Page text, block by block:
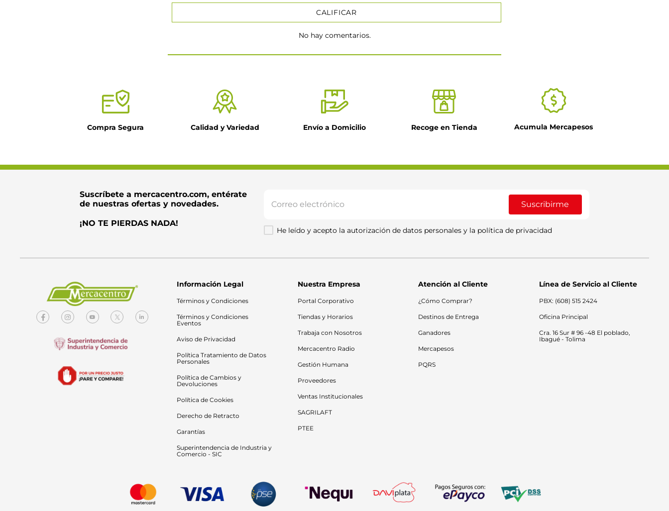
CALIFICAR
Dirección de email
Escribe un comentario
Enviar comentario
No hay comentarios.
Compra Segura Calidad y Variedad Envío a Domicilio Recoge en Tienda Acumula Mercapesos
Suscríbete a mercacentro.com, entérate
de nuestras ofertas y novedades.
¡NO TE PIERDAS NADA!
Suscribirme
He leído y acepto la autorización de datos personales y la política de privacidad
Información Legal
Términos y Condiciones
Términos y Condiciones
Eventos
Aviso de Privacidad
Política Tratamiento de Datos
Personales
Política de Cambios y
Devoluciones
Política de Cookies
Derecho de Retracto
Garantías
Superintendencia de Industria y
Comercio - SIC
Nuestra Empresa
Portal Corporativo
Tiendas y Horarios
Trabaja con Nosotros
Mercacentro Radio
Gestión Humana
Proveedores
Ventas Institucionales
SAGRILAFT
PTEE
Atención al Cliente
¿Cómo Comprar?
Destinos de Entrega
Ganadores
Mercapesos
PQRS
Línea de Servicio al Cliente
PBX: (608) 515 2424
Oficina Principal
Cra. 16 Sur # 96 -48 El poblado,
Ibagué - Tolima